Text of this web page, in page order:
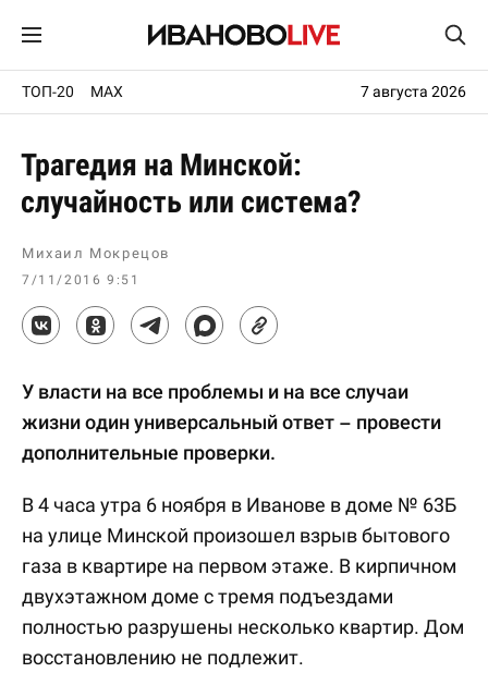
ТОП-20 MAX 7 августа 2026
Трагедия на Минской:
случайность или система?
Михаил Мокрецов
7/11/2016 9:51
У власти на все проблемы и на все случаи
жизни один универсальный ответ – провести
дополнительные проверки.
В 4 часа утра 6 ноября в Иванове в доме № 63Б
на улице Минской произошел взрыв бытового
газа в квартире на первом этаже. В кирпичном
двухэтажном доме с тремя подъездами
полностью разрушены несколько квартир. Дом
восстановлению не подлежит.